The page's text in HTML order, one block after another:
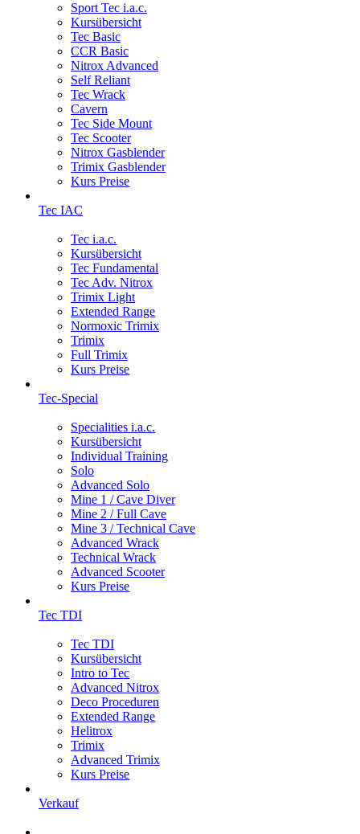
Sport Tec i.a.c.
Kursübersicht
Tec Basic
CCR Basic
Nitrox Advanced
Self Reliant
Tec Wrack
Cavern
Tec Side Mount
Tec Scooter
Nitrox Gasblender
Trimix Gasblender
Kurs Preise
Tec IAC
Tec i.a.c.
Kursübersicht
Tec Fundamental
Tec Adv. Nitrox
Trimix Light
Extended Range
Normoxic Trimix
Trimix
Full Trimix
Kurs Preise
Tec-Special
Specialities i.a.c.
Kursübersicht
Individual Training
Solo
Advanced Solo
Mine 1 / Cave Diver
Mine 2 / Full Cave
Mine 3 / Technical Cave
Advanced Wrack
Technical Wrack
Advanced Scooter
Kurs Preise
Tec TDI
Tec TDI
Kursübersicht
Intro to Tec
Advanced Nitrox
Deco Proceduren
Extended Range
Helitrox
Trimix
Advanced Trimix
Kurs Preise
Verkauf